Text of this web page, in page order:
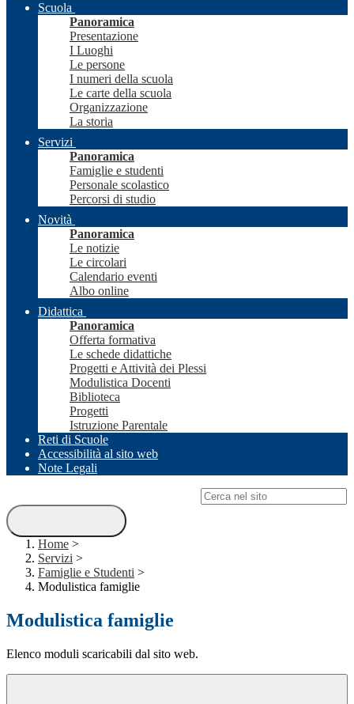
Scuola
Panoramica
Presentazione
I Luoghi
Le persone
I numeri della scuola
Le carte della scuola
Organizzazione
La storia
Servizi
Panoramica
Famiglie e studenti
Personale scolastico
Percorsi di studio
Novità
Panoramica
Le notizie
Le circolari
Calendario eventi
Albo online
Didattica
Panoramica
Offerta formativa
Le schede didattiche
Progetti e Attività dei Plessi
Modulistica Docenti
Biblioteca
Progetti
Istruzione Parentale
Reti di Scuole
Accessibilità al sito web
Note Legali
Home >
Servizi >
Famiglie e Studenti >
Modulistica famiglie
Modulistica famiglie
Elenco moduli scaricabili dal sito web.